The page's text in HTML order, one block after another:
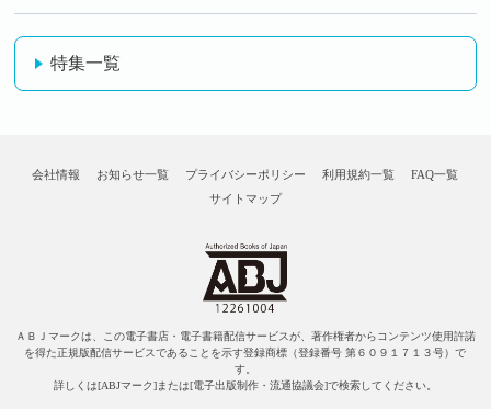
特集一覧
会社情報 お知らせ一覧 プライバシーポリシー 利用規約一覧
FAQ一覧
サイトマップ
ＡＢＪマークは、この電子書店・電子書籍配信サービスが、著作権者からコンテンツ使用許諾
を得た正規版配信サービスであることを示す登録商標（登録番号 第６０９１７１３号）で
す。
詳しくは[ABJマーク]または[電子出版制作・流通協議会]で検索してください。